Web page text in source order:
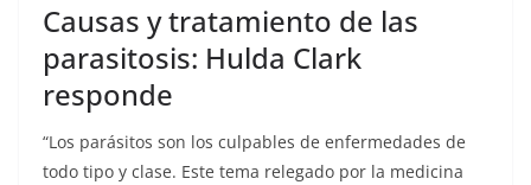
Causas y tratamiento de las
parasitosis: Hulda Clark
responde
“Los parásitos son los culpables de enfermedades de
todo tipo y clase. Este tema relegado por la medicina